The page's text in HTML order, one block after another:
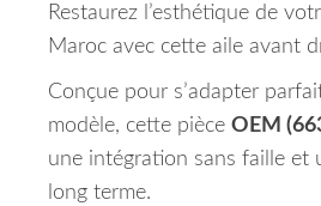
Restaurez l’esthétique de
Maroc avec cette aile avant
Conçue pour s’adapter
modèle, cette pièce OEM
une intégration sans faille et
long terme.